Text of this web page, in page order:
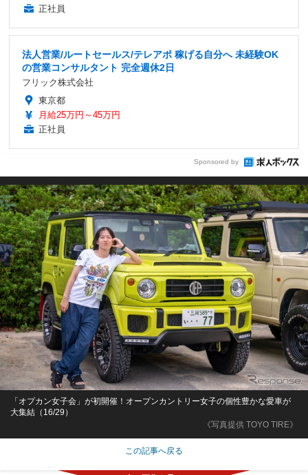
正社員
法人営業/ルートセールス/テレアポ 稼げる自分へ 未経験OK
の営業コンサルタント 完全週休2日
フリック株式会社
東京都
月給25万円～45万円
正社員
Sponsored by
《写真提供 TOYO TIRE》
「オプカン女子会」が初開催！オープンカントリー女子の個性豊かな愛車が
大集結（16/29）
この記事へ戻る